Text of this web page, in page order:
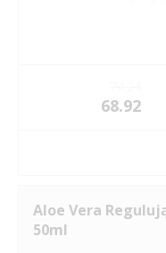
68.92
Aloe Vera
50ml